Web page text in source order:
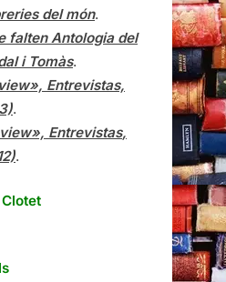
del món.
falten Antologia del
i Tomàs.
Entrevistas,
.
Entrevistas,
.